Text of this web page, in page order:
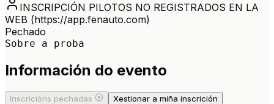
INSCRIPCIÓN PILOTOS NO REGISTRADOS EN LA
WEB (https://app.fenauto.com)
Pechado
Sobre a proba
Información do evento
Inscricións pechadas Xestionar a miña inscrición